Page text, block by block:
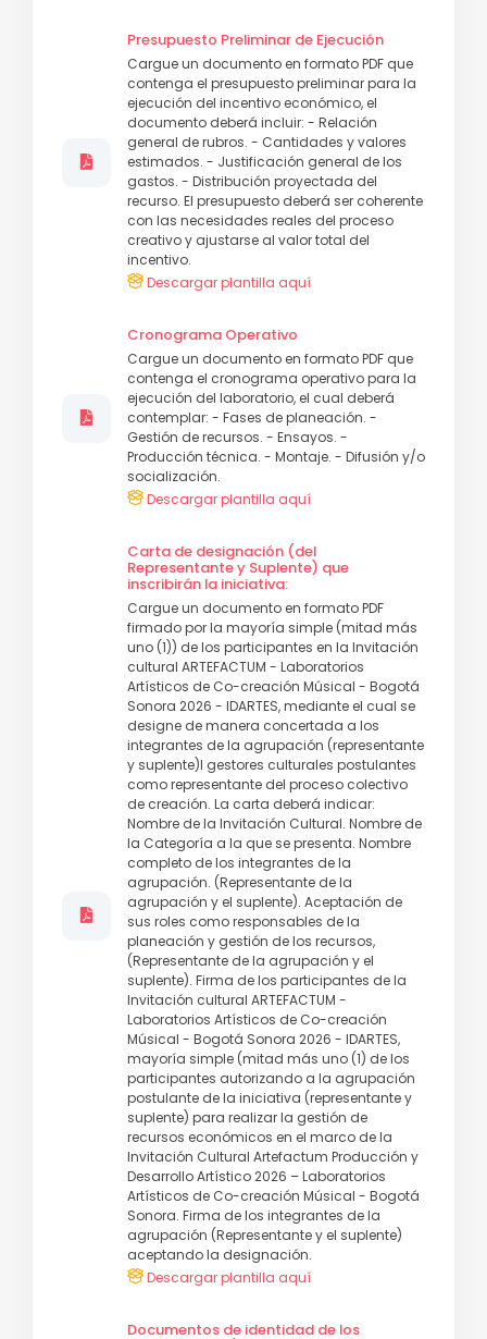
Presupuesto Preliminar de Ejecución
Cargue un documento en formato PDF que
contenga el presupuesto preliminar para la
ejecución del incentivo económico, el
documento deberá incluir: - Relación
general de rubros. - Cantidades y valores
estimados. - Justificación general de los
gastos. - Distribución proyectada del
recurso. El presupuesto deberá ser coherente
con las necesidades reales del proceso
creativo y ajustarse al valor total del
incentivo.
Descargar plantilla aquí
Cronograma Operativo
Cargue un documento en formato PDF que
contenga el cronograma operativo para la
ejecución del laboratorio, el cual deberá
contemplar: - Fases de planeación. -
Gestión de recursos. - Ensayos. -
Producción técnica. - Montaje. - Difusión y/o
socialización.
Descargar plantilla aquí
Carta de designación (del
Representante y Suplente) que
inscribirán la iniciativa:
Cargue un documento en formato PDF
firmado por la mayoría simple (mitad más
uno (1)) de los participantes en la Invitación
cultural ARTEFACTUM - Laboratorios
Artísticos de Co-creación Músical - Bogotá
Sonora 2026 - IDARTES, mediante el cual se
designe de manera concertada a los
integrantes de la agrupación (representante
y suplente)l gestores culturales postulantes
como representante del proceso colectivo
de creación. La carta deberá indicar:
Nombre de la Invitación Cultural. Nombre de
la Categoría a la que se presenta. Nombre
completo de los integrantes de la
agrupación. (Representante de la
agrupación y el suplente). Aceptación de
sus roles como responsables de la
planeación y gestión de los recursos,
(Representante de la agrupación y el
suplente). Firma de los participantes de la
Invitación cultural ARTEFACTUM -
Laboratorios Artísticos de Co-creación
Músical - Bogotá Sonora 2026 - IDARTES,
mayoría simple (mitad más uno (1) de los
participantes autorizando a la agrupación
postulante de la iniciativa (representante y
suplente) para realizar la gestión de
recursos económicos en el marco de la
Invitación Cultural Artefactum Producción y
Desarrollo Artístico 2026 – Laboratorios
Artísticos de Co-creación Músical - Bogotá
Sonora. Firma de los integrantes de la
agrupación (Representante y el suplente)
aceptando la designación.
Descargar plantilla aquí
Documentos de identidad de los